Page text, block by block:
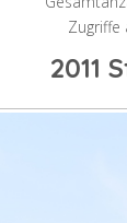
Zugriffe
2011